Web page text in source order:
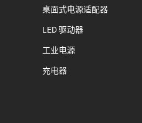
桌面式电源适配器
LED 驱动器
工业电源
充电器